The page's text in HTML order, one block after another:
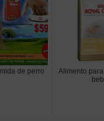
de perro
Alimento